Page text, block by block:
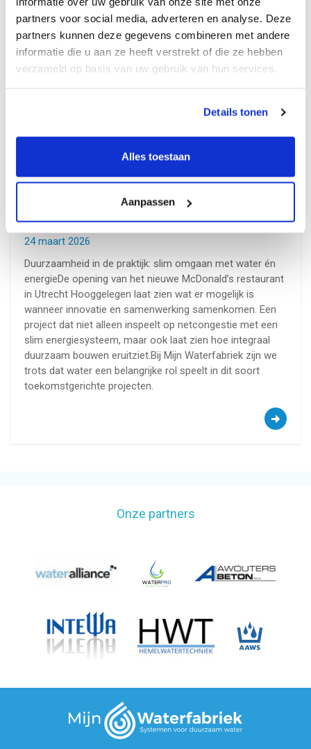
partners voor social media, adverteren en analyse. Deze
partners kunnen deze gegevens combineren met andere
informatie die u aan ze heeft verstrekt of die ze hebben
verzameld op basis van uw gebruik van hun services.
Details tonen
Alles toestaan
Aanpassen
Duurzaamste McDonald’s restaurant
van Nederland – Utrecht Hooggelegen
24 maart 2026
Duurzaamheid in de praktijk: slim omgaan met water én
energieDe opening van het nieuwe McDonald’s restaurant
in Utrecht Hooggelegen laat zien wat er mogelijk is
wanneer innovatie en samenwerking samenkomen. Een
project dat niet alleen inspeelt op netcongestie met een
slim energiesysteem, maar ook laat zien hoe integraal
duurzaam bouwen eruitziet.Bij Mijn Waterfabriek zijn we
trots dat water een belangrijke rol speelt in dit soort
toekomstgerichte projecten.
Onze partners